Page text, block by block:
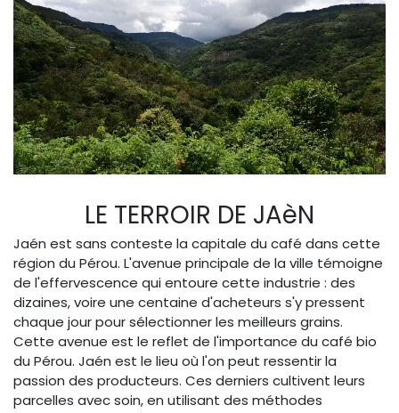
LE TERROIR DE JAèN
Jaén est sans conteste la capitale du café dans cette
région du Pérou. L'avenue principale de la ville témoigne
de l'effervescence qui entoure cette industrie : des
dizaines, voire une centaine d'acheteurs s'y pressent
chaque jour pour sélectionner les meilleurs grains.
Cette avenue est le reflet de l'importance du café bio
du Pérou. Jaén est le lieu où l'on peut ressentir la
passion des producteurs. Ces derniers cultivent leurs
parcelles avec soin, en utilisant des méthodes